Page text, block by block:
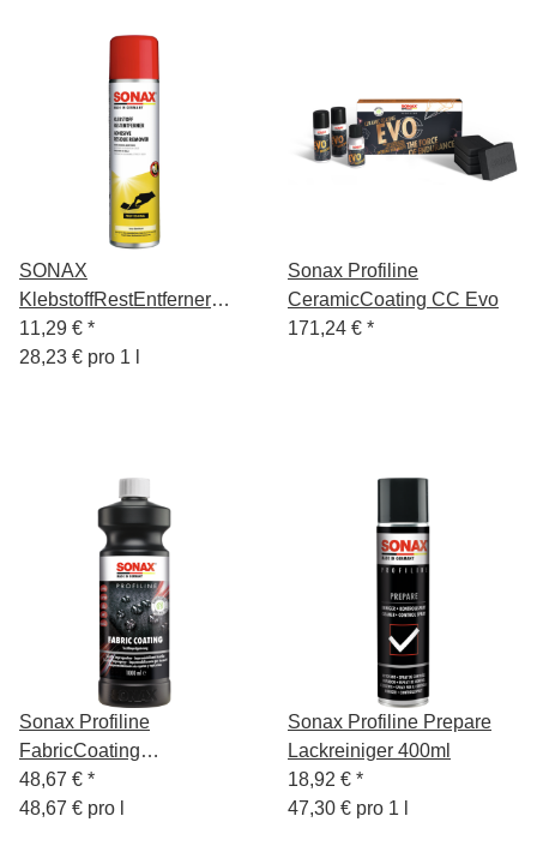
SONAX
KlebstoffRestEntferner
400ml
11,29 € *
28,23 € pro 1 l
Sonax Profiline
CeramicCoating CC Evo
171,24 € *
Sonax Profiline
FabricCoating
Cabrioverdeck- & Textil
Imprägnierung 1L
48,67 € *
48,67 € pro l
Sonax Profiline Prepare
Lackreiniger 400ml
18,92 € *
47,30 € pro 1 l